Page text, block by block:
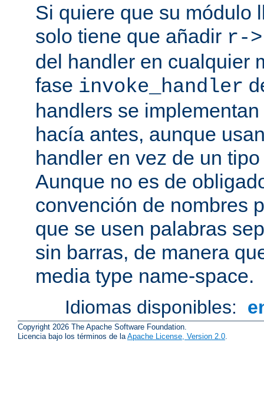
Si quiere que su módulo
solo tiene que añadir r-
del handler en cualquier
fase invoke_handler
handlers se
hacía antes, aunque
handler en vez de un
Aunque no es de
convención de nombres
que se usen palabras
sin barras, de manera
media type name-space.
Idiomas disponibles:
Copyright 2026 The Apache Software Foundation.
Licencia bajo los términos de laApache License, Version 2.0.